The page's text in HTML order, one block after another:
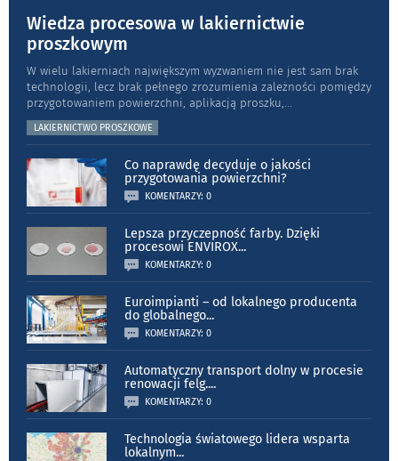
Wiedza procesowa w lakiernictwie
proszkowym
W wielu lakierniach największym wyzwaniem nie jest sam brak
technologii, lecz brak pełnego zrozumienia zależności pomiędzy
przygotowaniem powierzchni, aplikacją proszku,
LAKIERNICTWO PROSZKOWE
Co naprawdę decyduje o jakości
przygotowania powierzchni?
KOMENTARZY: 0
Lepsza przyczepność farby. Dzięki
procesowi ENVIROX...
KOMENTARZY: 0
Euroimpianti – od lokalnego producenta
do globalnego...
KOMENTARZY: 0
Automatyczny transport dolny w procesie
renowacji felg....
KOMENTARZY: 0
Technologia światowego lidera wsparta
lokalnym...